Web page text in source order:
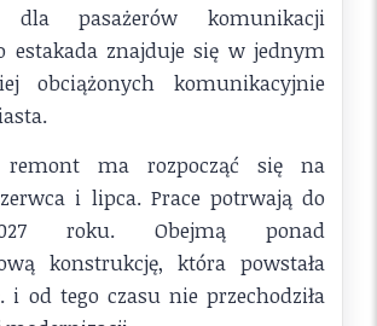
dla pasażerów komunikacji
estakada znajduje się w jednym
obciążonych komunikacyjnie
remont ma rozpocząć się na
i lipca. Prace potrwają do
roku. Obejmą ponad
konstrukcję, która powstała
i od tego czasu nie przechodziła